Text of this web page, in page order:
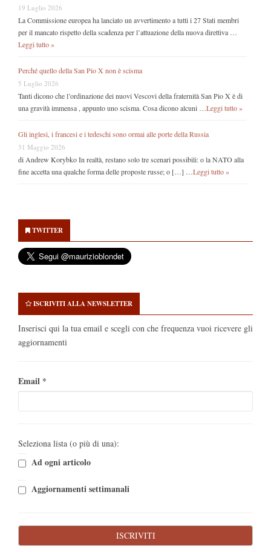
19 Luglio 2026
La Commissione europea ha lanciato un avvertimento a tutti i 27 Stati membri
per il mancato rispetto della scadenza per l’attuazione della nuova direttiva …
Leggi tutto »
Perché quello della San Pio X non è scisma
5 Luglio 2026
Tanti dicono che l’ordinazione dei nuovi Vescovi della fraternità San Pio X è di
una gravità immensa , appunto uno scisma. Cosa dicono alcuni … Leggi tutto »
Gli inglesi, i francesi e i tedeschi sono ormai alle porte della Russia
31 Maggio 2026
di Andrew Korybko In realtà, restano solo tre scenari possibili: o la NATO alla
fine accetta una qualche forma delle proposte russe; o […] … Leggi tutto »
Sidebar
TWITTER
ISCRIVITI ALLA NEWSLETTER
Inserisci qui la tua email e scegli con che frequenza vuoi ricevere gli
aggiornamenti
Email *
Seleziona lista (o più di una):
Ad ogni articolo
Aggiornamenti settimanali